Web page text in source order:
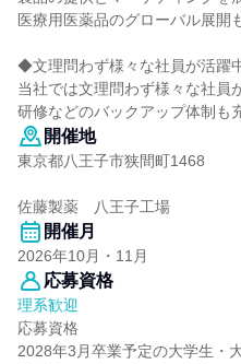
医療用医薬品のグローバル展開
◆文理問わず様々な社員が活躍
当社では文理問わず様々な社員
研修などのバックアップ体制も
開催地
東京都八王子市狭間町1468
佐藤製薬 八王子工場
開催月
2026年10月・11月
応募資格
理系歓迎
応募資格
2028年3月卒業予定の大学生・